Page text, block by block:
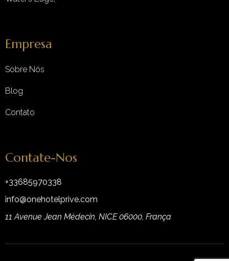
Empresa
Sobre Nós
Blog
Contato
Contate-Nos
+33685970338
info@onehotelprive.com
11 Avenue Jean Médecin, NICE 06000, França